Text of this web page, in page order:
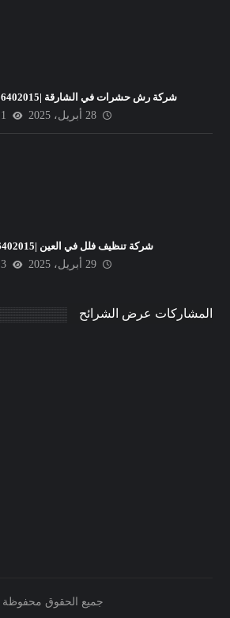
شركة رش حشرات في الشارقة |0526402015| رش مبيدات
28 أبريل، 2025
1
شركة تنظيف فلل في العين |0526402015|تعقيم
29 أبريل، 2025
3
المشاركات عرض الشرائح
جميع الحقوق محفوظة